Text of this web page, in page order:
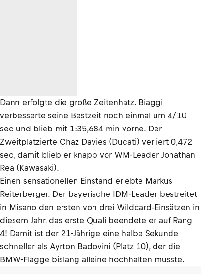
Dann erfolgte die große Zeitenhatz. Biaggi
verbesserte seine Bestzeit noch einmal um 4/10
sec und blieb mit 1:35,684 min vorne. Der
Zweitplatzierte Chaz Davies (Ducati) verliert 0,472
sec, damit blieb er knapp vor WM-Leader Jonathan
Rea (Kawasaki).
Einen sensationellen Einstand erlebte Markus
Reiterberger. Der bayerische IDM-Leader bestreitet
in Misano den ersten von drei Wildcard-Einsätzen in
diesem Jahr, das erste Quali beendete er auf Rang
4! Damit ist der 21-Jährige eine halbe Sekunde
schneller als Ayrton Badovini (Platz 10), der die
BMW-Flagge bislang alleine hochhalten musste.